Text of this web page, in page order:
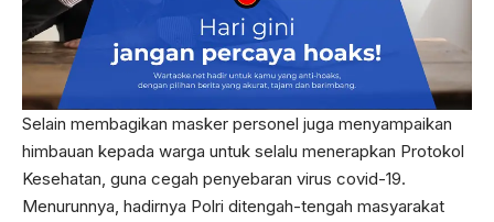
Selain membagikan masker personel juga menyampaikan
himbauan kepada warga untuk selalu menerapkan Protokol
Kesehatan, guna cegah penyebaran virus covid-19.
Menurunnya, hadirnya Polri ditengah-tengah masyarakat